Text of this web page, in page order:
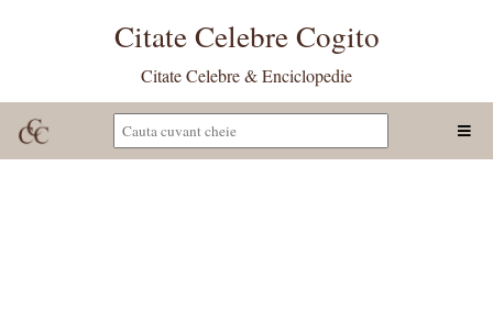
Citate Celebre Cogito
Citate Celebre & Enciclopedie